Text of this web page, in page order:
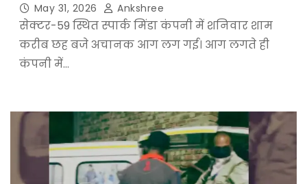
May 31, 2026 Ankshree
सेक्टर-59 स्थित स्पार्क मिंडा कंपनी में शनिवार शाम
करीब छह बजे अचानक आग लग गई। आग लगते ही
कंपनी में…